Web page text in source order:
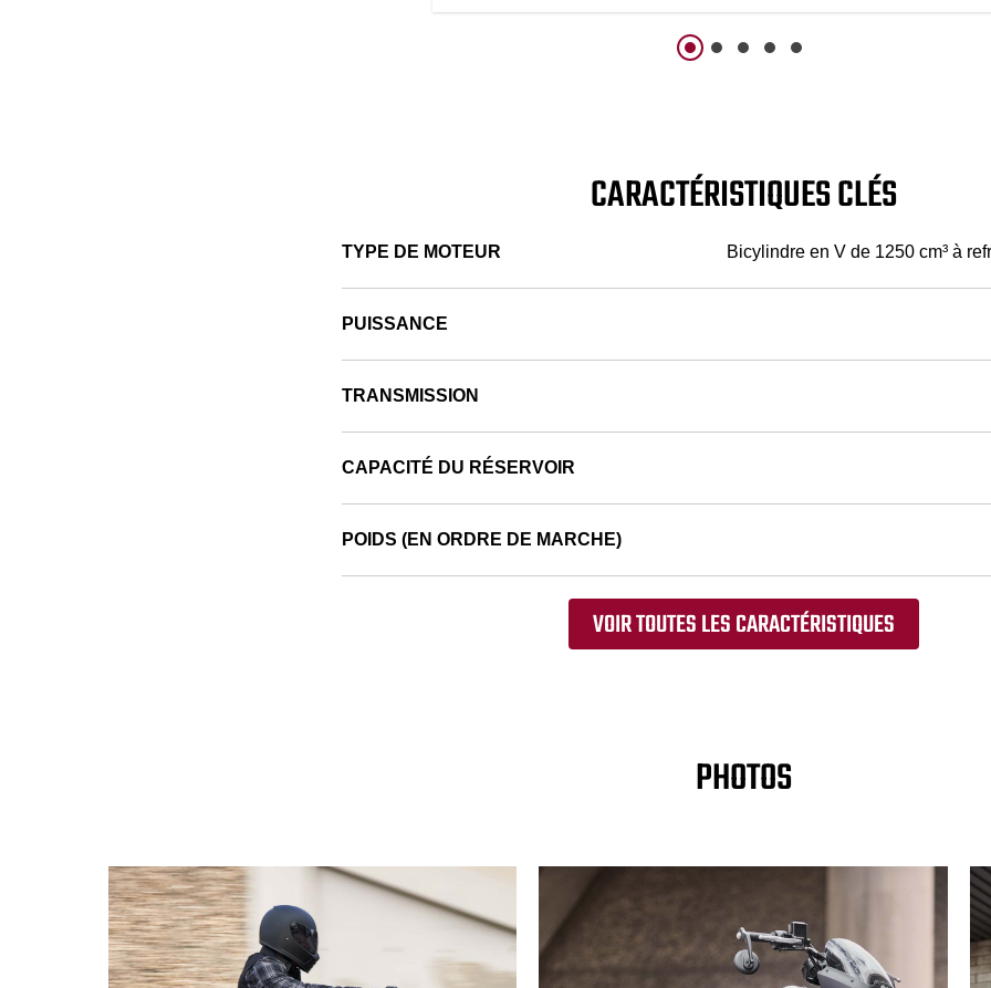
CARACTÉRISTIQUES CLÉS
TYPE DE MOTEUR Bicylindre en V de 1250 cm³ à
PUISSANCE
TRANSMISSION
CAPACITÉ DU RÉSERVOIR
POIDS (EN ORDRE DE MARCHE)
VOIR TOUTES LES CARACTÉRISTIQUES
PHOTOS